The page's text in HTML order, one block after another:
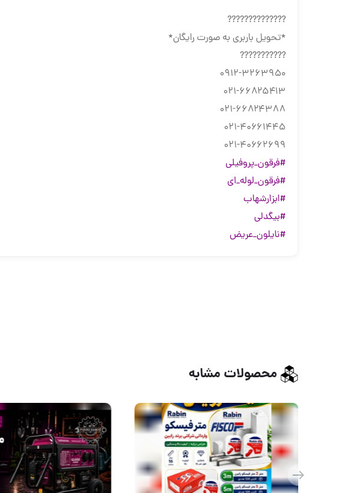
??????????????
*تحویل باربری به صورت رایگان*
???????????
۰۹۱۲-۳۲۶۳۹۵۰
۰۲۱-۶۶۸۲۵۴۱۳
۰۲۱-۶۶۸۲۴۳۸۸
۰۲۱-۴۰۶۶۱۴۴۵
۰۲۱-۴۰۶۶۲۶۹۹
#فرقون_پروفیلی
#فرقون_لوله_ای
#ابزارشهاب
#بیگدلی
#نایلون_عریض
محصولات مشابه